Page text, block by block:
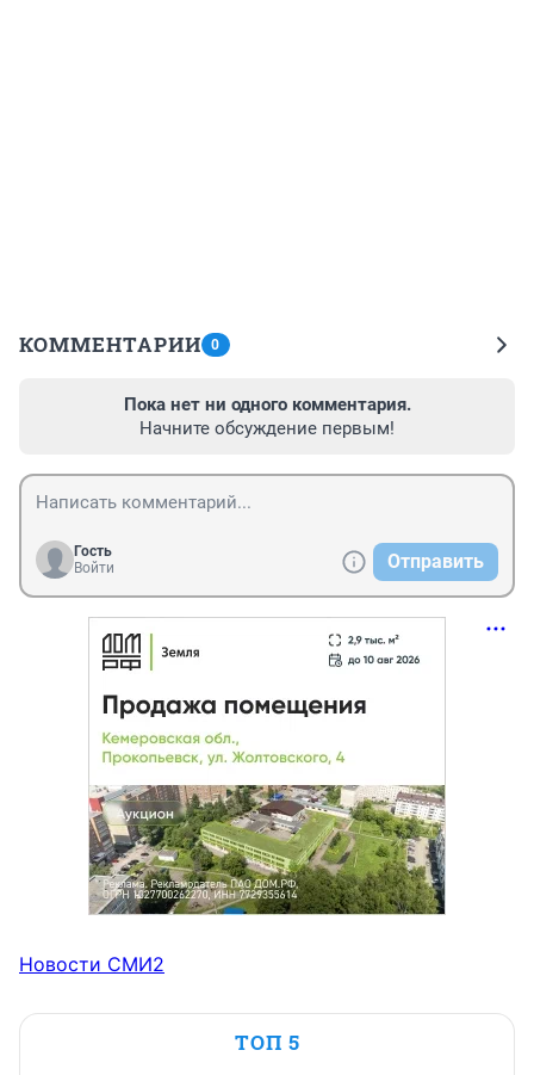
КОММЕНТАРИИ 0
Пока нет ни одного комментария.
Начните обсуждение первым!
Гость
Войти
Отправить
Новости СМИ2
ТОП 5